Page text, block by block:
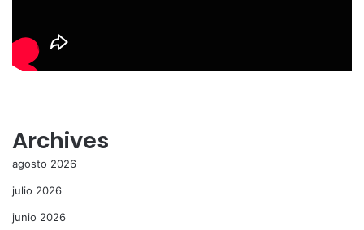
Archives
agosto 2026
julio 2026
junio 2026